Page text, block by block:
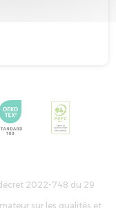
2022-748 du 29
sur les qualités et